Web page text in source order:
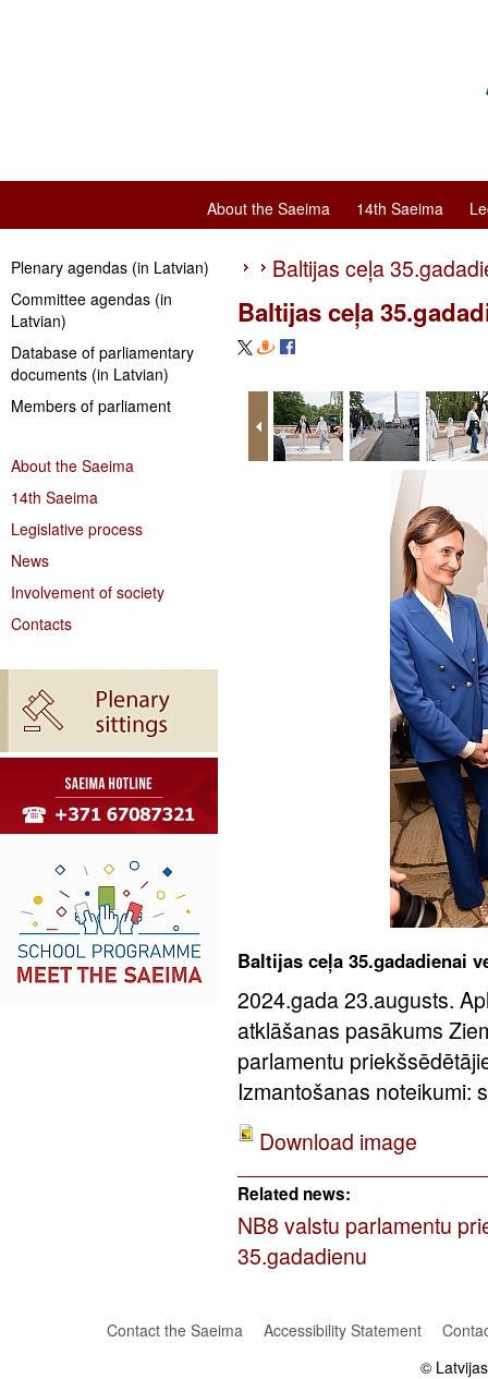
About the Saeima 14th Saeima
Plenary agendas (in Latvian)
Committee agendas (in
Latvian)
Database of parliamentary
documents (in Latvian)
Members of parliament
About the Saeima
14th Saeima
Legislative process
News
Involvement of society
Contacts
Baltijas ceļa
Baltijas ceļa
Baltijas ceļa 35.gadadienai
2024.gada 23.augusts.
atklāšanas pasākums
parlamentu
Izmantošanas noteikumi:
Download image
Related news:
NB8 valstu parlamentu
35.gadadienu
Contact the Saeima Accessibility Statement
©